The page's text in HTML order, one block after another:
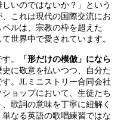
いのではないか？」という
これは現代の国際交流にお
ルは、宗教の枠を超えた
世界中で愛されています。
。
「形だけの模倣」になら
に敬意を払いつつ、自分た
。JLミニストリー合同会社
ョップにおいて、生徒たち
歌詞の意味を丁寧に紐解く
なる英語の歌唱練習ではな